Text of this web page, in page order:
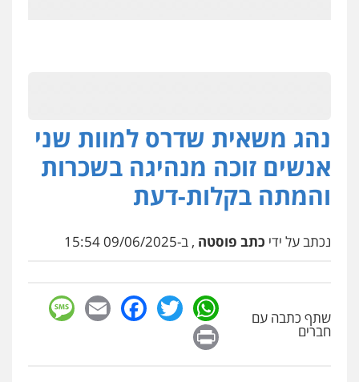
נהג משאית שדרס למוות שני
אנשים זוכה מנהיגה בשכרות
והמתה בקלות-דעת
נכתב על ידי כתב פוסטה , ב-09/06/2025 15:54
שתף כתבה עם
חברים
WhatsApp
Twitter
Facebook
Email